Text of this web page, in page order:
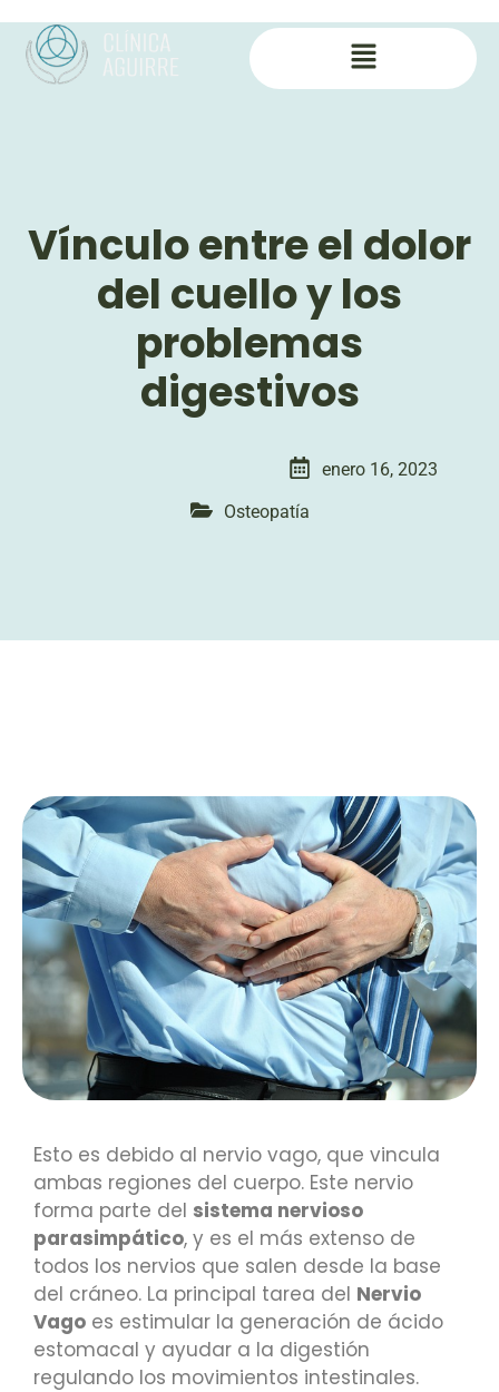
Vínculo entre el dolor
del cuello y los
problemas
digestivos
enero 16, 2023
Osteopatía
Esto es debido al nervio vago, que vincula
ambas regiones del cuerpo. Este nervio
forma parte del sistema nervioso
parasimpático, y es el más extenso de
todos los nervios que salen desde la base
del cráneo. La principal tarea del Nervio
Vago es estimular la generación de ácido
estomacal y ayudar a la digestión
regulando los movimientos intestinales.